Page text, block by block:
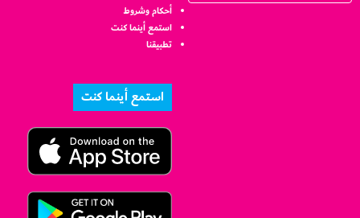
أحكام وشروط
استمع أينما كنت
تطبيقنا
استمع أينما كنت